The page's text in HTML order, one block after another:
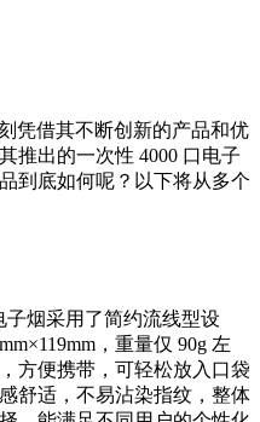
凭借其不断创新的产品和优
推出的一次性 4000 口电子
到底如何呢？以下将从多个
子烟采用了简约流线型设
，重量仅 90g 左
方便携带，可轻松放入口袋
舒适，不易沾染指纹，整体